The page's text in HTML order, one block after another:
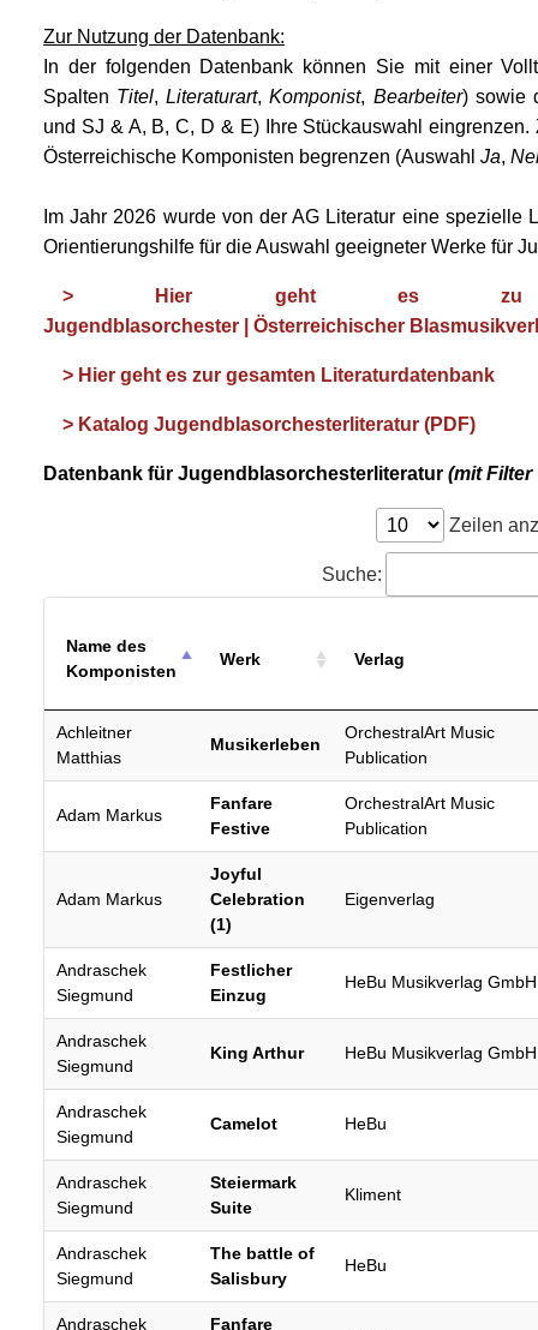
Zur Nutzung der Datenbank:
In der folgenden Datenbank können Sie mit einer
Spalten Titel, Literaturart, Komponist, Bearbeiter) sowie
und SJ & A, B, C, D & E) Ihre Stückauswahl
Österreichische Komponisten begrenzen (Auswahl Ja,
Im Jahr 2026 wurde von der AG Literatur eine spezielle
Orientierungshilfe für die Auswahl geeigneter Werke für
> Hier geht es zu
Jugendblasorchester | Österreichischer
> Hier geht es zur gesamten Literaturdatenbank
> Katalog Jugendblasorchesterliteratur (PDF)
Datenbank für Jugendblasorchesterliteratur (mit
Zeilen
Suche:
Name des
Komponisten
Werk Verlag
Achleitner
Matthias
Musikerleben
OrchestralArt Music
Publication
Adam Markus
Fanfare
Festive
OrchestralArt Music
Publication
Adam Markus
Joyful
Celebration
(1)
Eigenverlag
Andraschek
Siegmund
Festlicher
Einzug
HeBu Musikverlag GmbH
Andraschek
Siegmund
King Arthur HeBu Musikverlag GmbH
Andraschek
Siegmund
Camelot HeBu
Andraschek
Siegmund
Steiermark
Suite
Kliment
Andraschek
Siegmund
The battle of
Salisbury
HeBu
Andraschek
Fanfare